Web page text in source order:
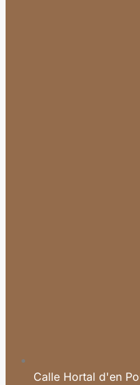
Calle Hortal d'en